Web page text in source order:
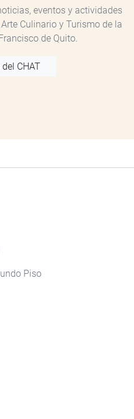
eventos y actividades
Culinario y Turismo de la
de Quito.
CHAT
Piso